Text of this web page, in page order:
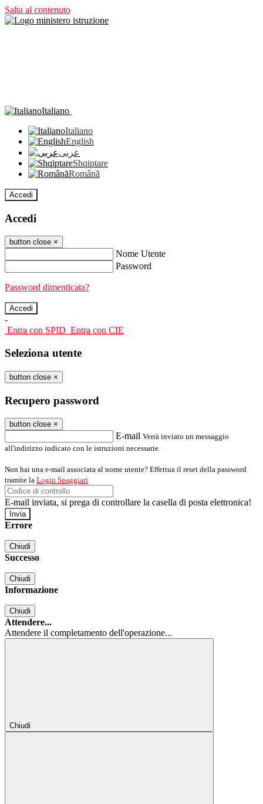
Salta al contenuto
Italiano
Italiano
English
عربى
Shqiptare
Română
Accedi
Accedi
button close ×
Nome Utente
Password
Password dimenticata?
-
Entra con SPID Entra con CIE
Seleziona utente
button close ×
Recupero password
button close ×
E-mail Verrà inviato un messaggio
all'indirizzo indicato con le istruzioni necessarie.
Non hai una e-mail associata al nome utente? Effettua il reset della password
tramite la Login Spaggiari
E-mail inviata, si prega di controllare la casella di posta elettronica!
Errore
Chiudi
Successo
Chiudi
Informazione
Chiudi
Attendere...
Attendere il completamento dell'operazione...
Chiudi